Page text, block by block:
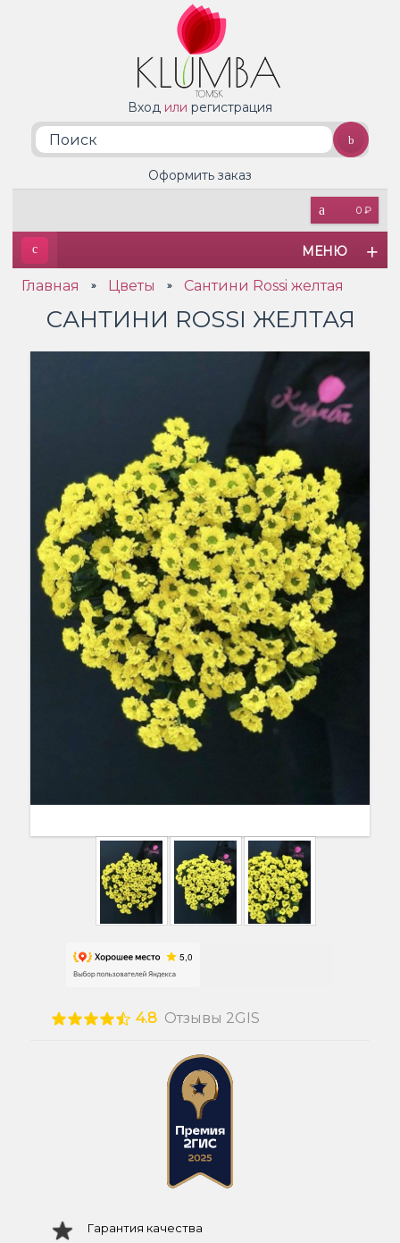
Вход или регистрация
0 ₽
Оформить заказ
МЕНЮ
Главная » Цветы » Сантини Rossi желтая
САНТИНИ ROSSI ЖЕЛТАЯ
4.8 Отзывы 2GIS
Гарантия качества